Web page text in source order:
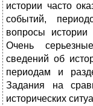
истории часто
событий,
вопросы истории
Очень
сведений об
периодам и
Задания на
исторических